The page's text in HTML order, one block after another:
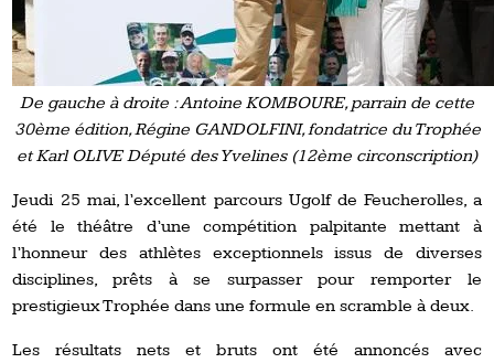
De gauche à droite : Antoine KOMBOURE, parrain de cette
30ème édition, Régine GANDOLFINI, fondatrice du Trophée
et Karl OLIVE Député des Yvelines (12ème circonscription)
Jeudi 25 mai, l’excellent parcours Ugolf de Feucherolles, a
été le théâtre d’une compétition palpitante mettant à
l’honneur des athlètes exceptionnels issus de diverses
disciplines, prêts à se surpasser pour remporter le
prestigieux Trophée dans une formule en scramble à deux.
Les résultats nets et bruts ont été annoncés avec